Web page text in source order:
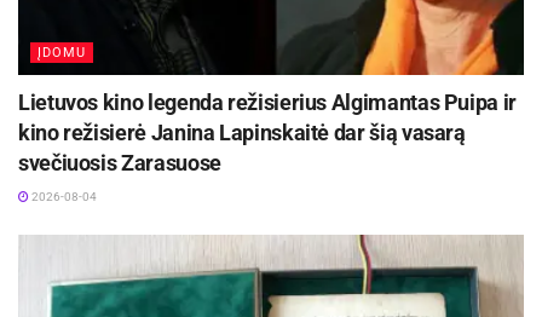
ĮDOMU
Lietuvos kino legenda režisierius Algimantas Puipa ir
kino režisierė Janina Lapinskaitė dar šią vasarą
svečiuosis Zarasuose
2026-08-04